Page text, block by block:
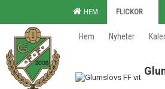
HEM FLICKOR
Hem Nyheter